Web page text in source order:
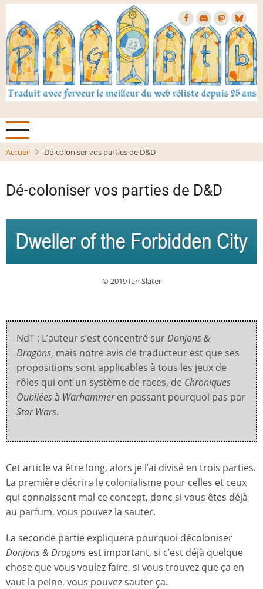
Aller
contenu
principal
Accueil Dé-coloniser vos parties de D&D
Dé-coloniser vos parties de D&D
© 2019 Ian Slater
NdT : L’auteur s’est concentré surDonjons &
Dragons, mais notre avis de traducteur est que ses
propositions sont applicables à tous les jeux de
rôles qui ont un système de races, de Chroniques
Oubliéesà Warhammeren passant pourquoi pas par
Star Wars.
Cet article va être long, alors je l’ai divisé en trois parties.
La première décrira le colonialisme pour celles et ceux
qui connaissent mal ce concept, donc si vous êtes déjà
au parfum, vous pouvez la sauter.
La seconde partie expliquera pourquoi décoloniser
Donjons & Dragons est important, si c’est déjà quelque
chose que vous voulez faire, si vous trouvez que ça en
vaut la peine, vous pouvez sauter ça.